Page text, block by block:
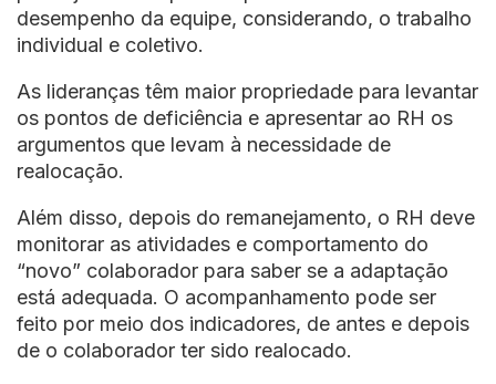
desempenho da equipe, considerando, o trabalho
individual e coletivo.
As lideranças têm maior propriedade para levantar
os pontos de deficiência e apresentar ao RH os
argumentos que levam à necessidade de
realocação.
Além disso, depois do remanejamento, o RH deve
monitorar as atividades e comportamento do
“novo” colaborador para saber se a adaptação
está adequada. O acompanhamento pode ser
feito por meio dos indicadores, de antes e depois
de o colaborador ter sido realocado.